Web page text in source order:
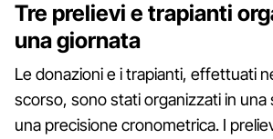
Tre prelievi e trapianti
una giornata
Le donazioni e i trapianti, effettuati
scorso, sono stati organizzati in una
una precisione cronometrica. I